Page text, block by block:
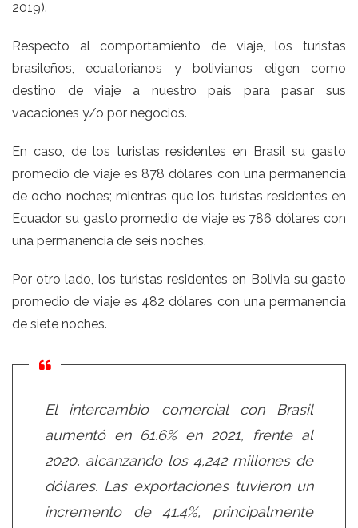
2019).
Respecto al comportamiento de viaje, los turistas
brasileños, ecuatorianos y bolivianos eligen como
destino de viaje a nuestro país para pasar sus
vacaciones y/o por negocios.
En caso, de los turistas residentes en Brasil su gasto
promedio de viaje es 878 dólares con una permanencia
de ocho noches; mientras que los turistas residentes en
Ecuador su gasto promedio de viaje es 786 dólares con
una permanencia de seis noches.
Por otro lado, los turistas residentes en Bolivia su gasto
promedio de viaje es 482 dólares con una permanencia
de siete noches.
El intercambio comercial con Brasil
aumentó en 61.6% en 2021, frente al
2020, alcanzando los 4,242 millones de
dólares. Las exportaciones tuvieron un
incremento de 41.4%, principalmente